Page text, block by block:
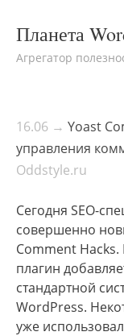
Планета
Агрегатор
16.06 → Yoast
управления
Oddstyle.ru
Сегодня SEO-
совершенно
Comment Hacks.
плагин
стандартной
WordPress.
уже